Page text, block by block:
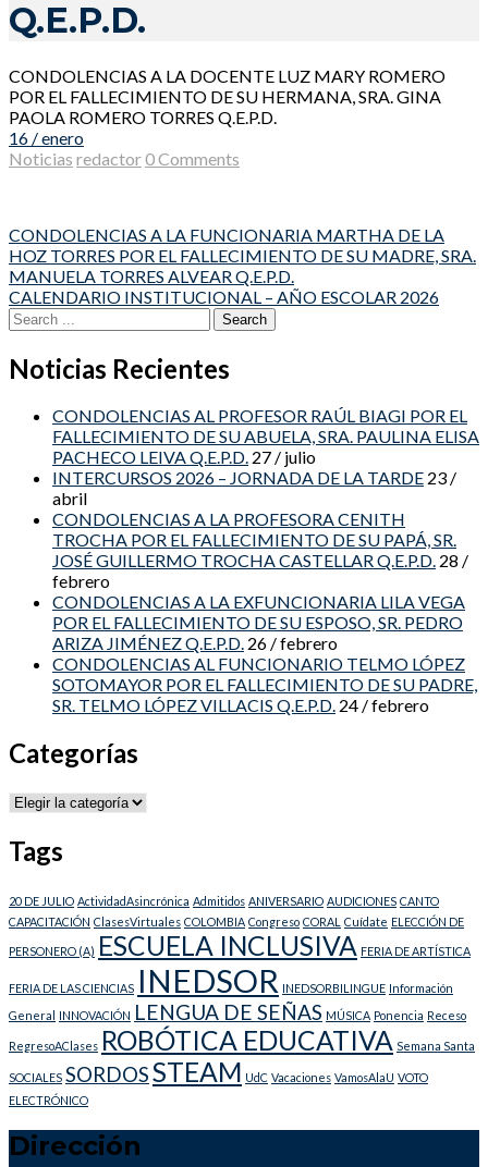
Q.E.P.D.
CONDOLENCIAS A LA DOCENTE LUZ MARY ROMERO
POR EL FALLECIMIENTO DE SU HERMANA, SRA. GINA
PAOLA ROMERO TORRES Q.E.P.D.
16 / enero
Noticias redactor0 Comments
Post
navigation
CONDOLENCIAS A LA FUNCIONARIA MARTHA DE LA
HOZ TORRES POR EL FALLECIMIENTO DE SU MADRE, SRA.
MANUELA TORRES ALVEAR Q.E.P.D.
CALENDARIO INSTITUCIONAL – AÑO ESCOLAR 2026
Search
for:
Noticias Recientes
CONDOLENCIAS AL PROFESOR RAÚL BIAGI POR EL
FALLECIMIENTO DE SU ABUELA, SRA. PAULINA ELISA
PACHECO LEIVA Q.E.P.D. 27 / julio
INTERCURSOS 2026 – JORNADA DE LA TARDE 23 /
abril
CONDOLENCIAS A LA PROFESORA CENITH
TROCHA POR EL FALLECIMIENTO DE SU PAPÁ, SR.
JOSÉ GUILLERMO TROCHA CASTELLAR Q.E.P.D. 28 /
febrero
CONDOLENCIAS A LA EXFUNCIONARIA LILA VEGA
POR EL FALLECIMIENTO DE SU ESPOSO, SR. PEDRO
ARIZA JIMÉNEZ Q.E.P.D. 26 / febrero
CONDOLENCIAS AL FUNCIONARIO TELMO LÓPEZ
SOTOMAYOR POR EL FALLECIMIENTO DE SU PADRE,
SR. TELMO LÓPEZ VILLACIS Q.E.P.D. 24 / febrero
Categorías
Categorías
Tags
20 DE JULIO ActividadAsincrónica Admitidos ANIVERSARIO AUDICIONES CANTO
CAPACITACIÓN ClasesVirtuales COLOMBIA Congreso CORAL Cuídate ELECCIÓN DE
PERSONERO (A) ESCUELA INCLUSIVA FERIA DE ARTÍSTICA
FERIA DE LAS CIENCIAS INEDSOR INEDSORBILINGUE Información
General INNOVACIÓN LENGUA DE SEÑAS MÚSICA Ponencia Receso
RegresoAClases ROBÓTICA EDUCATIVA Semana Santa
SOCIALES SORDOSSTEAM UdC Vacaciones VamosAlaU VOTO
ELECTRÓNICO
Dirección